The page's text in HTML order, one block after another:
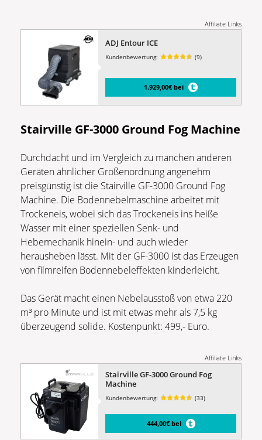
Affiliate Links
ADJ Entour ICE
Kundenbewertung: (9)
1.929,00€ bei
Stairville GF-3000 Ground Fog Machine
Durchdacht und im Vergleich zu manchen anderen
Geräten ähnlicher Größenordnung angenehm
preisgünstig ist die Stairville GF-3000 Ground Fog
Machine. Die Bodennebelmaschine arbeitet mit
Trockeneis, wobei sich das Trockeneis ins heiße
Wasser mit einer speziellen Senk- und
Hebemechanik hinein- und auch wieder
herausheben lässt. Mit der GF-3000 ist das Erzeugen
von filmreifen Bodennebeleffekten kinderleicht.
Das Gerät macht einen Nebelausstoß von etwa 220
m³ pro Minute und ist mit etwas mehr als 7,5 kg
überzeugend solide. Kostenpunkt: 499,- Euro.
Affiliate Links
Stairville GF-3000 Ground Fog
Machine
Kundenbewertung: (33)
444,00€ bei